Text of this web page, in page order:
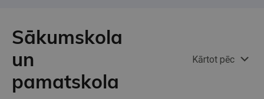
Sākumskola
un
pamatskola
Kārtot pēc